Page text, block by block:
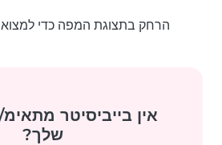
הרחק בתצוגת המפה כדי למצוא
אין בייביסיטר
שלך?